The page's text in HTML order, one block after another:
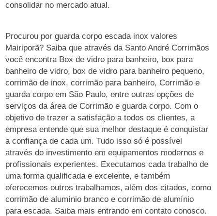
consolidar no mercado atual.
Procurou por guarda corpo escada inox valores
Mairiporã? Saiba que através da Santo André Corrimãos
você encontra Box de vidro para banheiro, box para
banheiro de vidro, box de vidro para banheiro pequeno,
corrimão de inox, corrimão para banheiro, Corrimão e
guarda corpo em São Paulo, entre outras opções de
serviços da área de Corrimão e guarda corpo. Com o
objetivo de trazer a satisfação a todos os clientes, a
empresa entende que sua melhor destaque é conquistar
a confiança de cada um. Tudo isso só é possível
através do investimento em equipamentos modernos e
profissionais experientes. Executamos cada trabalho de
uma forma qualificada e excelente, e também
oferecemos outros trabalhamos, além dos citados, como
corrimão de alumínio branco e corrimão de alumínio
para escada. Saiba mais entrando em contato conosco.